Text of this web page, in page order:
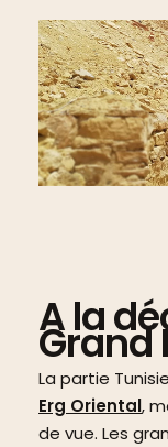
A la
Grand
La partie
Erg Oriental,
de vue. Les